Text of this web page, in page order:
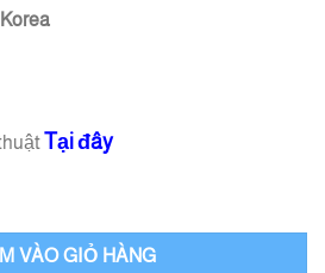
Tại đây
VÀO GIỎ HÀNG